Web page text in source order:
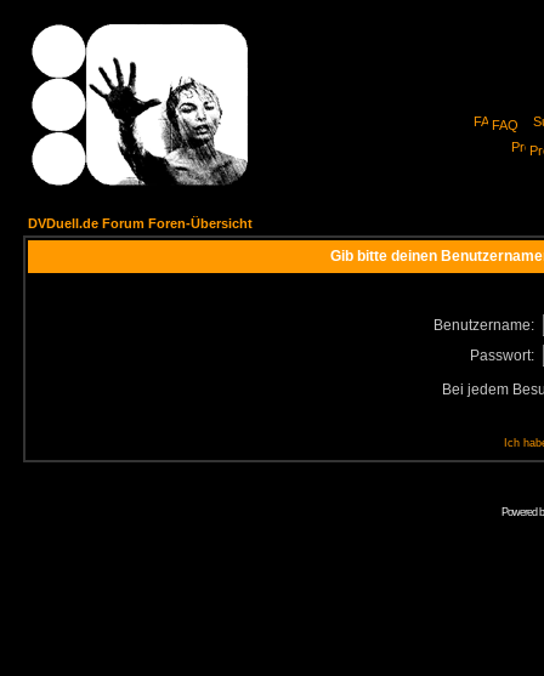
FAQ
DVDuell.de Forum Foren-Übersicht
Gib bitte deinen
Benutzername:
Passwort:
Bei jedem
Ich
Powered